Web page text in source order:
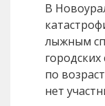
В
лыжным
по
нет